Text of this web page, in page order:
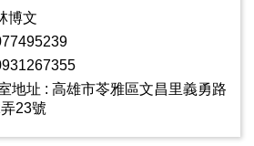
博文
地址 : 高雄市苓雅區文昌里義勇路
23號